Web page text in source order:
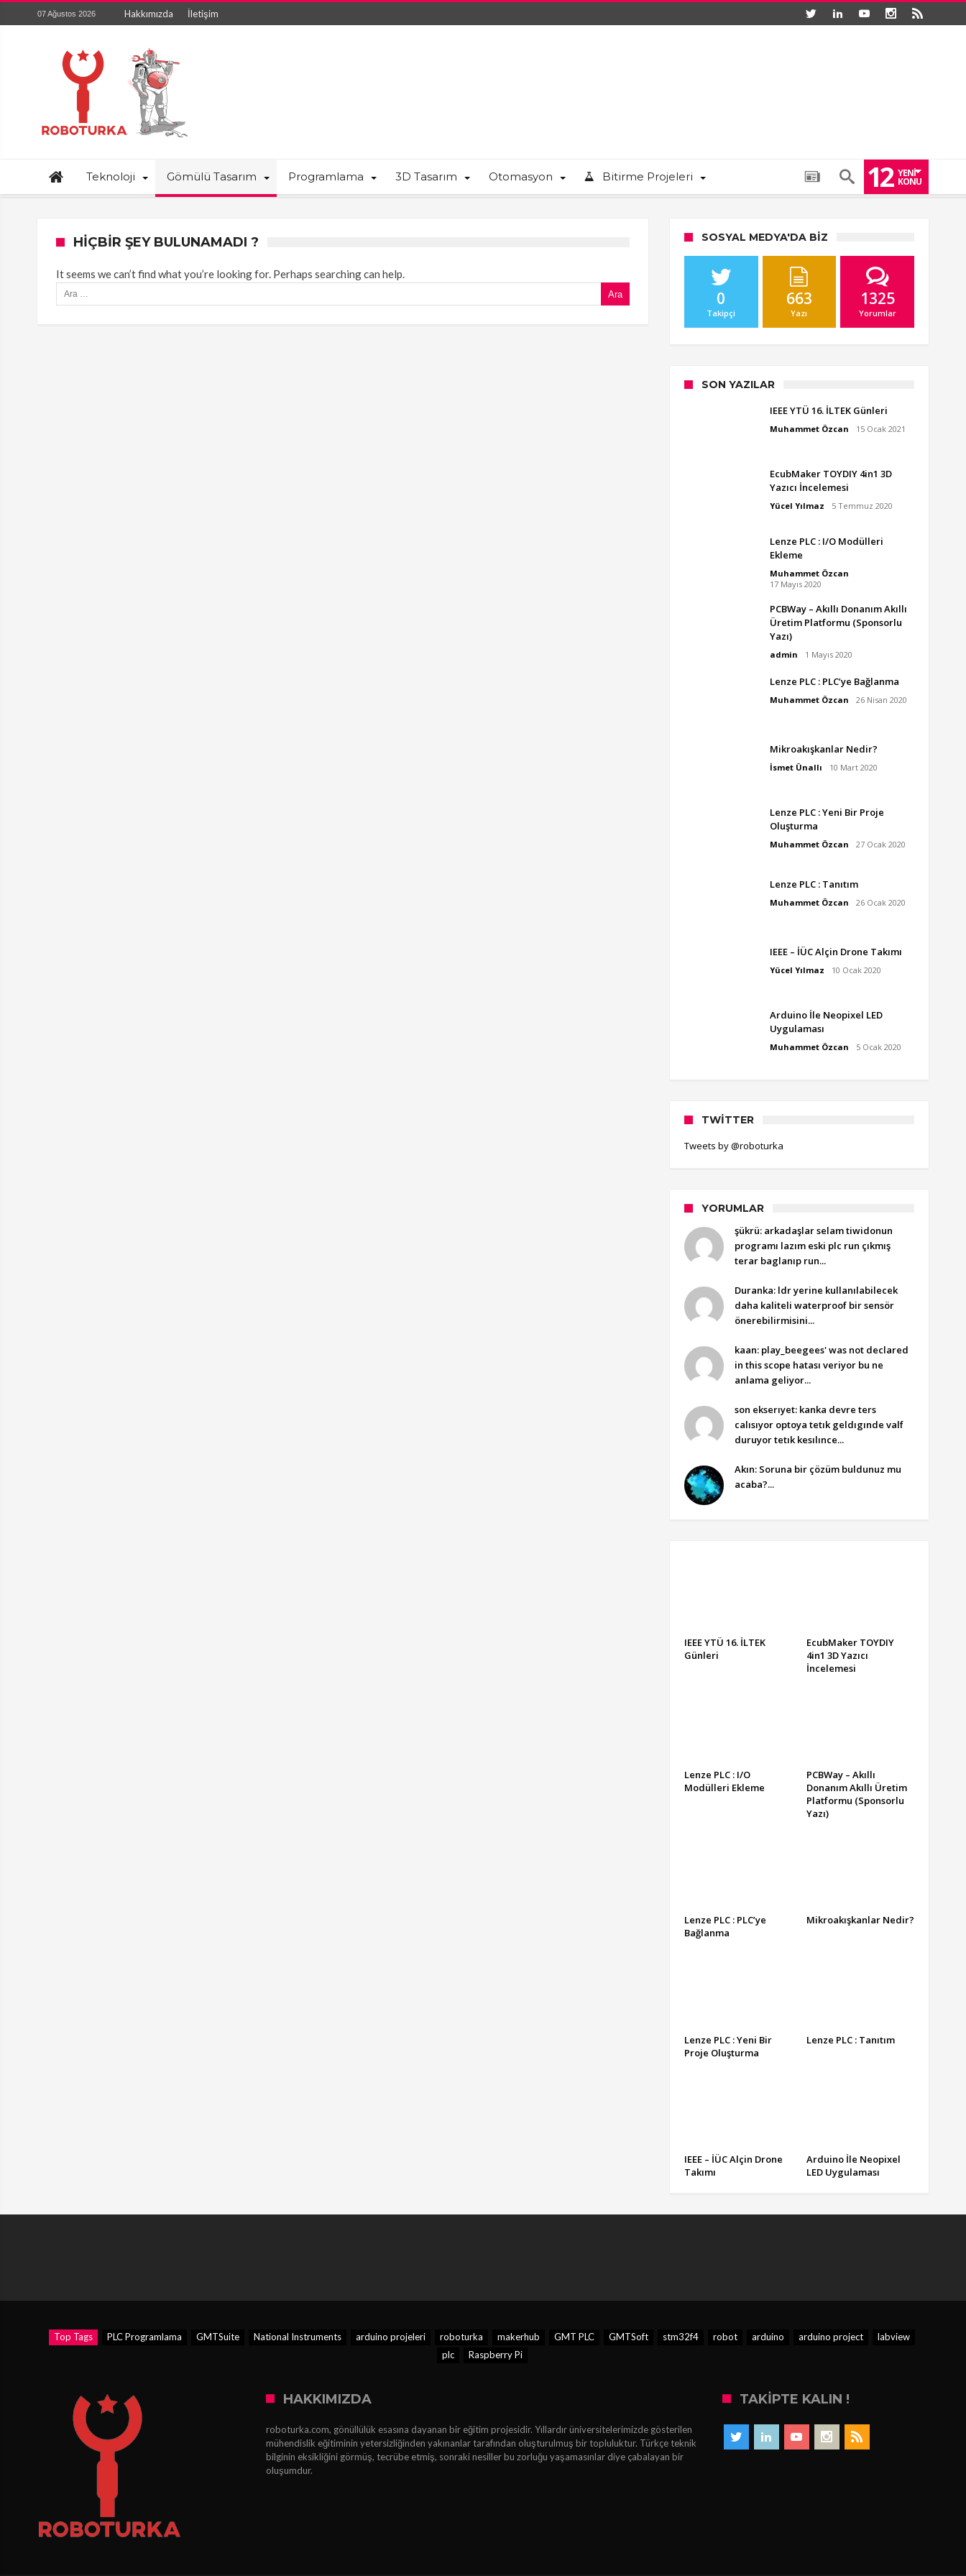
07 Ağustos 2026 Hakkımızda İletişim
Teknoloji Gömülü Tasarım Programlama 3D Tasarım Otomasyon Bitirme Projeleri 12 YENI
KONU
HIÇBIR ŞEY BULUNAMADI ?
It seems we can’t find what you’re looking for. Perhaps searching can help.
Arama:
SOSYAL MEDYA'DA BIZ
0
Takipçi
663
Yazı
1325
Yorumlar
SON YAZILAR
IEEE YTÜ 16. İLTEK Günleri
Muhammet Özcan 15 Ocak 2021
EcubMaker TOYDIY 4in1 3D
Yazıcı İncelemesi
Yücel Yılmaz 5 Temmuz 2020
Lenze PLC : I/O Modülleri
Ekleme
Muhammet Özcan
17 Mayıs 2020
PCBWay – Akıllı Donanım Akıllı
Üretim Platformu (Sponsorlu
Yazı)
admin 1 Mayıs 2020
Lenze PLC : PLC’ye Bağlanma
Muhammet Özcan 26 Nisan 2020
Mikroakışkanlar Nedir?
İsmet Ünallı 10 Mart 2020
Lenze PLC : Yeni Bir Proje
Oluşturma
Muhammet Özcan 27 Ocak 2020
Lenze PLC : Tanıtım
Muhammet Özcan 26 Ocak 2020
IEEE – İÜC Alçin Drone Takımı
Yücel Yılmaz 10 Ocak 2020
Arduino İle Neopixel LED
Uygulaması
Muhammet Özcan 5 Ocak 2020
TWITTER
Tweets by @roboturka
YORUMLAR
şükrü: arkadaşlar selam tiwidonun
programı lazım eski plc run çıkmış
terar baglanıp run...
Duranka: ldr yerine kullanılabilecek
daha kaliteli waterproof bir sensör
önerebilirmisini...
kaan: play_beegees' was not declared
in this scope hatası veriyor bu ne
anlama geliyor...
son ekserıyet: kanka devre ters
calısıyor optoya tetık geldıgınde valf
duruyor tetık kesılınce...
Akın: Soruna bir çözüm buldunuz mu
acaba?...
IEEE YTÜ 16. İLTEK
Günleri
EcubMaker TOYDIY
4in1 3D Yazıcı
İncelemesi
Lenze PLC : I/O
Modülleri Ekleme
PCBWay – Akıllı
Donanım Akıllı Üretim
Platformu (Sponsorlu
Yazı)
Lenze PLC : PLC’ye
Bağlanma
Mikroakışkanlar Nedir?
Lenze PLC : Yeni Bir
Proje Oluşturma
Lenze PLC : Tanıtım
IEEE – İÜC Alçin Drone
Takımı
Arduino İle Neopixel
LED Uygulaması
Top Tags PLC Programlama GMTSuite National Instruments arduino projeleri roboturka makerhub GMT PLC GMTSoft stm32f4 robot arduino arduino project
labview
plc
Raspberry Pi
HAKKIMIZDA
roboturka.com, gönüllülük esasına dayanan bir eğitim projesidir. Yıllardır üniversitelerimizde gösterilen
mühendislik eğitiminin yetersizliğinden yakınanlar tarafından oluşturulmuş bir topluluktur. Türkçe teknik
bilginin eksikliğini görmüş, tecrübe etmiş, sonraki nesiller bu zorluğu yaşamasınlar diye çabalayan bir
oluşumdur.
TAKIPTE KALIN !